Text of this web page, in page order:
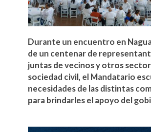
Durante un encuentro en
de un centenar de
juntas de vecinos y otros
sociedad civil, el Mandatario
necesidades de las distintas
para brindarles el apoyo del